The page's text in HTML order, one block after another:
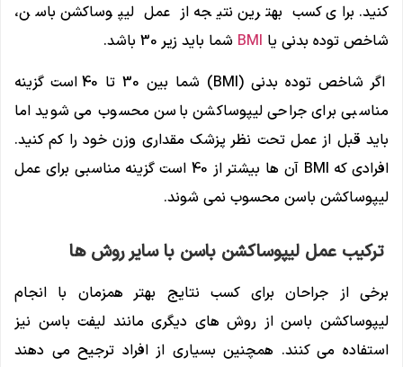
کنید. برای کسب بهترین نتیجه از عمل لیپوساکشن باسن،
شاخص توده بدنی یا BMI شما باید زیر 30 باشد.
اگر شاخص توده بدنی (BMI) شما بین 30 تا 40 است گزینه
مناسبی برای جراحی لیپوساکشن باسن محسوب می شوید اما
باید قبل از عمل تحت نظر پزشک مقداری وزن خود را کم کنید.
افرادی که BMI آن ها بیشتر از 40 است گزینه مناسبی برای عمل
لیپوساکشن باسن محسوب نمی شوند.
ترکیب عمل لیپوساکشن باسن با سایر روش ها
برخی از جراحان برای کسب نتایج بهتر همزمان با انجام
لیپوساکشن باسن از روش های دیگری مانند لیفت باسن نیز
استفاده می کنند. همچنین بسیاری از افراد ترجیح می دهند